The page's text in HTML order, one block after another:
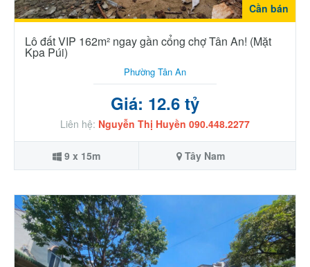
Cần bán
Lô đất VIP 162m² ngay gần cổng chợ Tân An! (Mặt
Kpa Púi)
Phường Tân An
Giá: 12.6 tỷ
Liên hệ: Nguyễn Thị Huyền 090.448.2277
9 x 15m Tây Nam